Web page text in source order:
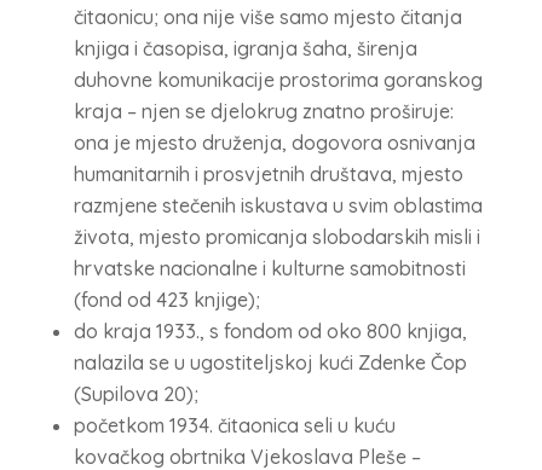
čitaonicu; ona nije više samo mjesto čitanja
knjiga i časopisa, igranja šaha, širenja
duhovne komunikacije prostorima goranskog
kraja – njen se djelokrug znatno proširuje:
ona je mjesto druženja, dogovora osnivanja
humanitarnih i prosvjetnih društava, mjesto
razmjene stečenih iskustava u svim oblastima
života, mjesto promicanja slobodarskih misli i
hrvatske nacionalne i kulturne samobitnosti
(fond od 423 knjige);
do kraja 1933., s fondom od oko 800 knjiga,
nalazila se u ugostiteljskoj kući Zdenke Čop
(Supilova 20);
početkom 1934. čitaonica seli u kuću
kovačkog obrtnika Vjekoslava Pleše –